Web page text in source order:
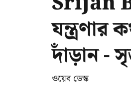
দাঁড়ান -
ওয়েব ডেস্ক